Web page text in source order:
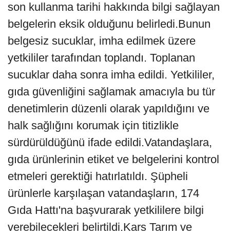
son kullanma tarihi hakkında bilgi sağlayan
belgelerin eksik olduğunu belirledi.Bunun
belgesiz sucuklar, imha edilmek üzere
yetkililer tarafından toplandı. Toplanan
sucuklar daha sonra imha edildi. Yetkililer,
gıda güvenliğini sağlamak amacıyla bu tür
denetimlerin düzenli olarak yapıldığını ve
halk sağlığını korumak için titizlikle
sürdürüldüğünü ifade edildi.Vatandaşlara,
gıda ürünlerinin etiket ve belgelerini kontrol
etmeleri gerektiği hatırlatıldı. Şüpheli
ürünlerle karşılaşan vatandaşların, 174
Gıda Hattı'na başvurarak yetkililere bilgi
verebilecekleri belirtildi.Kars Tarım ve